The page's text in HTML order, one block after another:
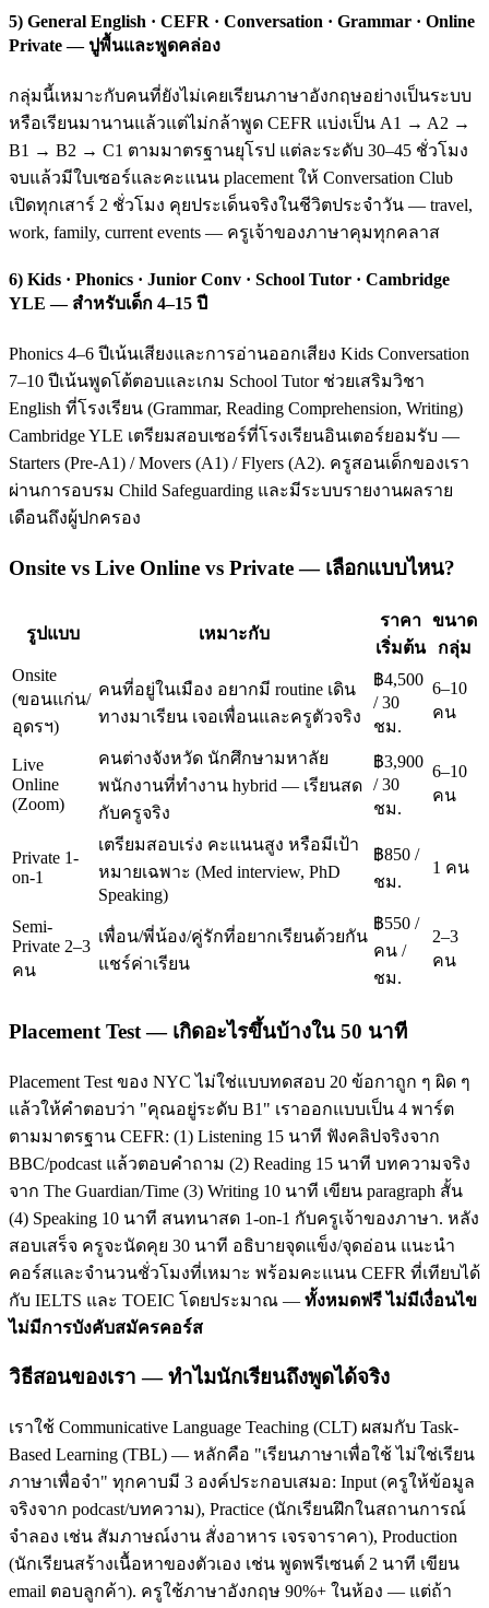
5) General English · CEFR · Conversation · Grammar · Online
Private — ปูพื้นและพูดคล่อง
กลุ่มนี้เหมาะกับคนที่ยังไม่เคยเรียนภาษาอังกฤษอย่างเป็นระบบ
หรือเรียนมานานแล้วแต่ไม่กล้าพูด CEFR แบ่งเป็น A1 → A2 →
B1 → B2 → C1 ตามมาตรฐานยุโรป แต่ละระดับ 30–45 ชั่วโมง
จบแล้วมีใบเซอร์และคะแนน placement ให้ Conversation Club
เปิดทุกเสาร์ 2 ชั่วโมง คุยประเด็นจริงในชีวิตประจำวัน — travel,
work, family, current events — ครูเจ้าของภาษาคุมทุกคลาส
6) Kids · Phonics · Junior Conv · School Tutor · Cambridge
YLE — สำหรับเด็ก 4–15 ปี
Phonics 4–6 ปีเน้นเสียงและการอ่านออกเสียง Kids Conversation
7–10 ปีเน้นพูดโต้ตอบและเกม School Tutor ช่วยเสริมวิชา
English ที่โรงเรียน (Grammar, Reading Comprehension, Writing)
Cambridge YLE เตรียมสอบเซอร์ที่โรงเรียนอินเตอร์ยอมรับ —
Starters (Pre-A1) / Movers (A1) / Flyers (A2). ครูสอนเด็กของเรา
ผ่านการอบรม Child Safeguarding และมีระบบรายงานผลราย
เดือนถึงผู้ปกครอง
Onsite vs Live Online vs Private — เลือกแบบไหน?
รูปแบบ เหมาะกับ
ราคา
เริ่มต้น
ขนาด
กลุ่ม
Onsite
(ขอนแก่น/
อุดรฯ)
คนที่อยู่ในเมือง อยากมี routine เดิน
ทางมาเรียน เจอเพื่อนและครูตัวจริง
฿4,500
/ 30
ชม.
6–10
คน
Live
Online
(Zoom)
คนต่างจังหวัด นักศึกษามหาลัย
พนักงานที่ทำงาน hybrid — เรียนสด
กับครูจริง
฿3,900
/ 30
ชม.
6–10
คน
Private 1-
on-1
เตรียมสอบเร่ง คะแนนสูง หรือมีเป้า
หมายเฉพาะ (Med interview, PhD
Speaking)
฿850 /
ชม.
1 คน
Semi-
Private 2–3
คน
เพื่อน/พี่น้อง/คู่รักที่อยากเรียนด้วยกัน
แชร์ค่าเรียน
฿550 /
คน /
ชม.
2–3
คน
Placement Test — เกิดอะไรขึ้นบ้างใน 50 นาที
Placement Test ของ NYC ไม่ใช่แบบทดสอบ 20 ข้อกาถูก ๆ ผิด ๆ
แล้วให้คำตอบว่า "คุณอยู่ระดับ B1" เราออกแบบเป็น 4 พาร์ต
ตามมาตรฐาน CEFR: (1) Listening 15 นาที ฟังคลิปจริงจาก
BBC/podcast แล้วตอบคำถาม (2) Reading 15 นาที บทความจริง
จาก The Guardian/Time (3) Writing 10 นาที เขียน paragraph สั้น
(4) Speaking 10 นาที สนทนาสด 1-on-1 กับครูเจ้าของภาษา. หลัง
สอบเสร็จ ครูจะนัดคุย 30 นาที อธิบายจุดแข็ง/จุดอ่อน แนะนำ
คอร์สและจำนวนชั่วโมงที่เหมาะ พร้อมคะแนน CEFR ที่เทียบได้
กับ IELTS และ TOEIC โดยประมาณ — ทั้งหมดฟรี ไม่มีเงื่อนไข
ไม่มีการบังคับสมัครคอร์ส
วิธีสอนของเรา — ทำไมนักเรียนถึงพูดได้จริง
เราใช้ Communicative Language Teaching (CLT) ผสมกับ Task-
Based Learning (TBL) — หลักคือ "เรียนภาษาเพื่อใช้ ไม่ใช่เรียน
ภาษาเพื่อจำ" ทุกคาบมี 3 องค์ประกอบเสมอ: Input (ครูให้ข้อมูล
จริงจาก podcast/บทความ), Practice (นักเรียนฝึกในสถานการณ์
จำลอง เช่น สัมภาษณ์งาน สั่งอาหาร เจรจาราคา), Production
(นักเรียนสร้างเนื้อหาของตัวเอง เช่น พูดพรีเซนต์ 2 นาที เขียน
email ตอบลูกค้า). ครูใช้ภาษาอังกฤษ 90%+ ในห้อง — แต่ถ้า